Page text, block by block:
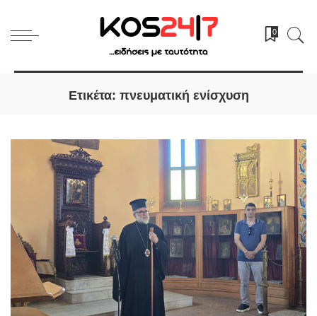
0
Ετικέτα: πνευματική ενίσχυση